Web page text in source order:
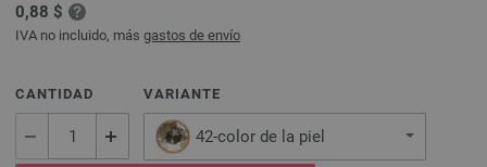
0,88 $
IVA no incluido, más gastos de envío
CANTIDAD VARIANTE
42-color de la piel